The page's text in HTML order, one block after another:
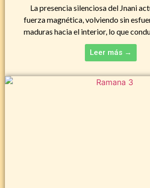
La presencia silenciosa del Jnani
fuerza magnética, volviendo sin
maduras hacia el interior, lo que
Leer más →